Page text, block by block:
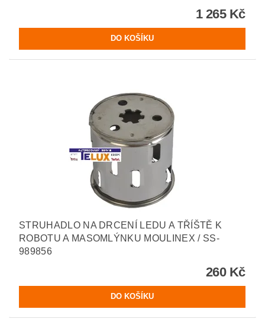
1 265 Kč
STRUHADLO NA DRCENÍ LEDU A TŘÍŠTĚ K
ROBOTU A MASOMLÝNKU MOULINEX / SS-
989856
260 Kč